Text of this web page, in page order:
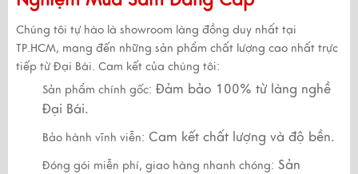
Chúng tôi tự hào là showroom làng đồng duy nhất tại
TP.HCM, mang đến những sản phẩm chất lượng cao nhất trực
tiếp từ Đại Bái. Cam kết của chúng tôi:
Sản phẩm chính gốc: Đảm bảo 100% từ làng nghề
Đại Bái.
Bảo hành vĩnh viễn: Cam kết chất lượng và độ bền.
Đóng gói miễn phí, giao hàng nhanh chóng: Sản